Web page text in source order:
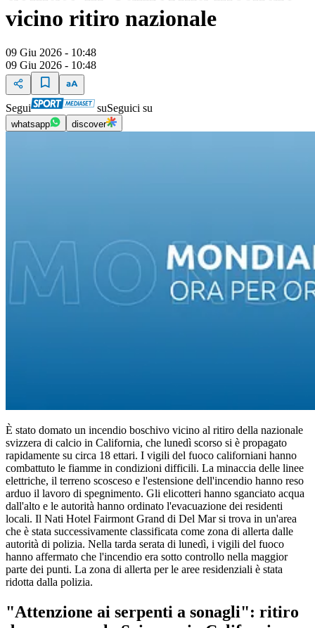
vicino ritiro nazionale
09 Giu 2026 - 10:48
09 Giu 2026 - 10:48
Segui suSeguici su
whatsapp discover
È stato domato un incendio boschivo vicino al ritiro della nazionale
svizzera di calcio in California, che lunedì scorso si è propagato
rapidamente su circa 18 ettari. I vigili del fuoco californiani hanno
combattuto le fiamme in condizioni difficili. La minaccia delle linee
elettriche, il terreno scosceso e l'estensione dell'incendio hanno reso
arduo il lavoro di spegnimento. Gli elicotteri hanno sganciato acqua
dall'alto e le autorità hanno ordinato l'evacuazione dei residenti
locali. Il Nati Hotel Fairmont Grand di Del Mar si trova in un'area
che è stata successivamente classificata come zona di allerta dalle
autorità di polizia. Nella tarda serata di lunedì, i vigili del fuoco
hanno affermato che l'incendio era sotto controllo nella maggior
parte dei punti. La zona di allerta per le aree residenziali è stata
ridotta dalla polizia.
"Attenzione ai serpenti a sonagli": ritiro